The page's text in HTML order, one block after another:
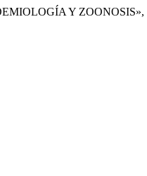
Y ZOONOSIS»,